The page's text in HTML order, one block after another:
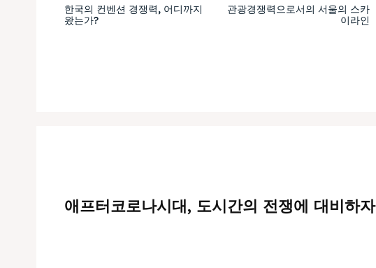
한국의 컨벤션 경쟁력, 어디까지
왔는가?
관광경쟁력으로서의 서울의 스카
이라인
애프터코로나시대, 도시간의 전쟁에 대비하자